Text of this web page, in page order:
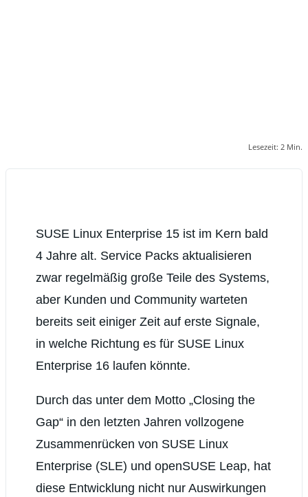
Lesezeit: 2 Min.
SUSE Linux Enterprise 15 ist im Kern bald
4 Jahre alt. Service Packs aktualisieren
zwar regelmäßig große Teile des Systems,
aber Kunden und Community warteten
bereits seit einiger Zeit auf erste Signale,
in welche Richtung es für SUSE Linux
Enterprise 16 laufen könnte.
Durch das unter dem Motto „Closing the
Gap“ in den letzten Jahren vollzogene
Zusammenrücken von SUSE Linux
Enterprise (SLE) und openSUSE Leap, hat
diese Entwicklung nicht nur Auswirkungen